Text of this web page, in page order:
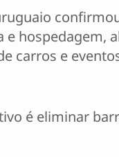
e hospedagem,
carros e
é eliminar